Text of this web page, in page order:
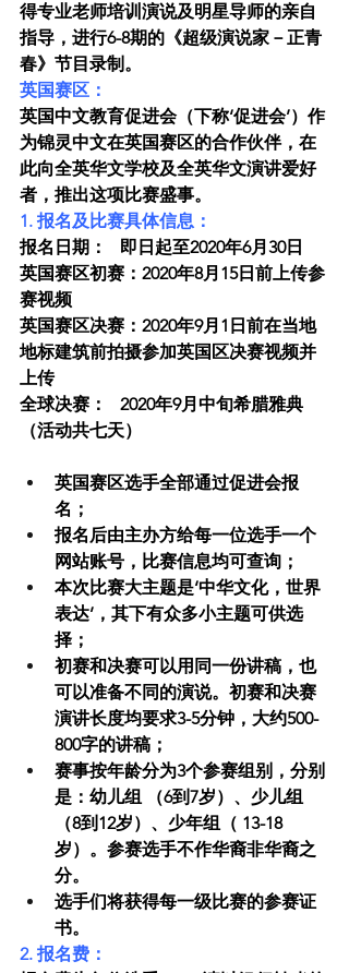
得专业老师培训演说及明星导师的亲自
指导，进行6-8期的《超级演说家－正青
春》节目录制。
英国赛区：
英国中文教育促进会（下称‘促进会’）作
为锦灵中文在英国赛区的合作伙伴，在
此向全英华文学校及全英华文演讲爱好
者，推出这项比赛盛事。
1. 报名及比赛具体信息：
报名日期：   即日起至2020年6月30日
英国赛区初赛：2020年8月15日前上传参
赛视频
英国赛区决赛：2020年9月1日前在当地
地标建筑前拍摄参加英国区决赛视频并
上传
全球决赛：   2020年9月中旬希腊雅典
（活动共七天）
英国赛区选手全部通过促进会报
名；
报名后由主办方给每一位选手一个
网站账号，比赛信息均可查询；
本次比赛大主题是‘中华文化，世界
表达’，其下有众多小主题可供选
择；
初赛和决赛可以用同一份讲稿，也
可以准备不同的演说。初赛和决赛
演讲长度均要求3-5分钟，大约500-
800字的讲稿；
赛事按年龄分为3个参赛组别，分别
是：幼儿组 （6到7岁）、少儿组
（8到12岁）、少年组（ 13-18
岁）。参赛选手不作华裔非华裔之
分。
选手们将获得每一级比赛的参赛证
书。
2. 报名费：